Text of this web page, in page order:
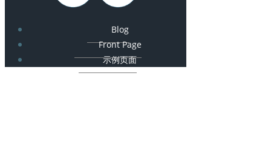
Blog
Front Page
示例页面